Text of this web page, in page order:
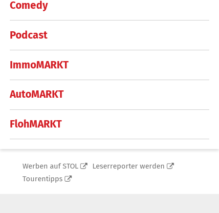
Comedy
Podcast
ImmoMARKT
AutoMARKT
FlohMARKT
Werben auf STOL
Leserreporter werden
Tourentipps